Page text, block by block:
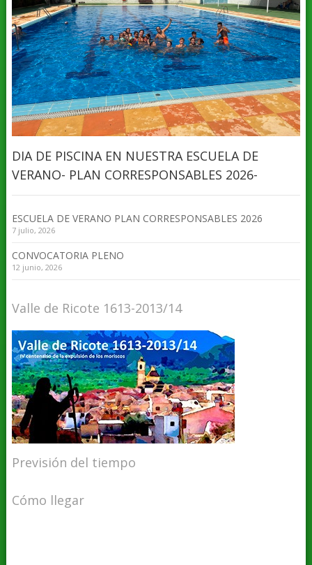
DIA DE PISCINA EN NUESTRA ESCUELA DE
VERANO- PLAN CORRESPONSABLES 2026-
ESCUELA DE VERANO PLAN CORRESPONSABLES 2026
7 julio, 2026
CONVOCATORIA PLENO
12 junio, 2026
Valle de Ricote 1613-2013/14
Previsión del tiempo
Cómo llegar